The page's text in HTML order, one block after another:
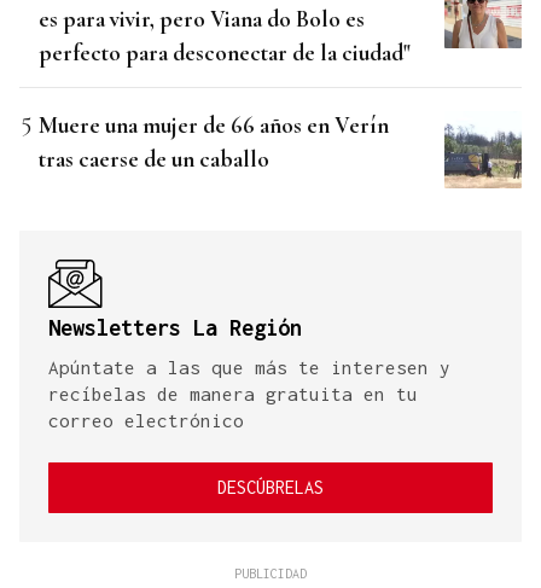
es para vivir, pero Viana do Bolo es
perfecto para desconectar de la ciudad"
Muere una mujer de 66 años en Verín
tras caerse de un caballo
Newsletters La Región
Apúntate a las que más te interesen y
recíbelas de manera gratuita en tu
correo electrónico
DESCÚBRELAS